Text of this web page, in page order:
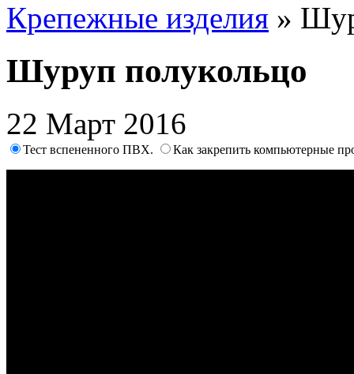
Крепежные изделия »
Шуруп полукольцо
22 Март 2016
Тест вспененного ПВХ. Как закрепить компьютерные